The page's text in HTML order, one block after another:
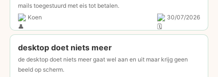
mails toegestuurd met eis tot betalen.
Koen
30/07/2026
desktop doet niets meer
de desktop doet niets meer gaat wel aan en uit maar krijg geen
beeld op scherm.